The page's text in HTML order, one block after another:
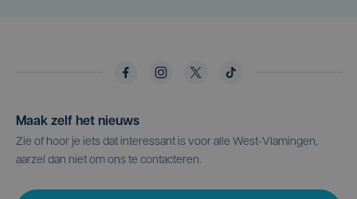
Maak zelf het nieuws
Zie of hoor je iets dat interessant is voor alle West-Vlamingen,
aarzel dan niet om ons te contacteren.